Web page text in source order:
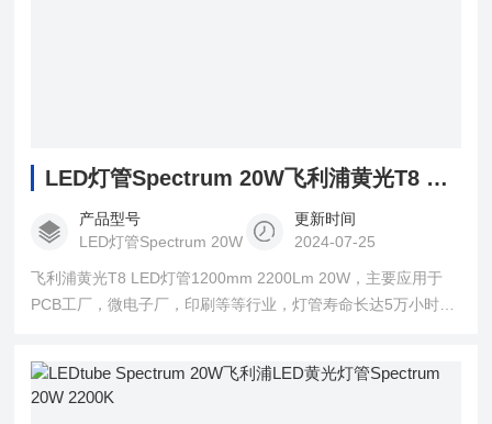
LED灯管Spectrum 20W飞利浦黄光T8 LED灯管1200mm 2200Lm 20W
产品型号
LED灯管Spectrum 20W
更新时间
2024-07-25
飞利浦黄光T8 LED灯管1200mm 2200Lm 20W，主要应用于
PCB工厂，微电子厂，印刷等等行业，灯管寿命长达5万小时，